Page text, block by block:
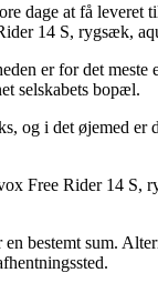
dage at få leveret
14 S, rygsæk,
er for det
selskabets bopæl.
i det øjemed er
Free Rider 14
bestemt sum.